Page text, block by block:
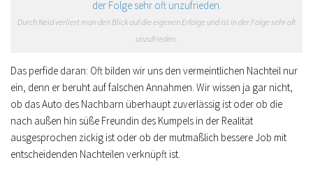
Durch Neid verliert man den Blick auf die eigenen Erfolge und ist in der Folge sehr oft
unzufrieden.
Das perfide daran: Oft bilden wir uns den vermeintlichen Nachteil nur
ein, denn er beruht auf falschen Annahmen. Wir wissen ja gar nicht,
ob das Auto des Nachbarn überhaupt zuverlässig ist oder ob die
nach außen hin süße Freundin des Kumpels in der Realität
ausgesprochen zickig ist oder ob der mutmaßlich bessere Job mit
entscheidenden Nachteilen verknüpft ist.